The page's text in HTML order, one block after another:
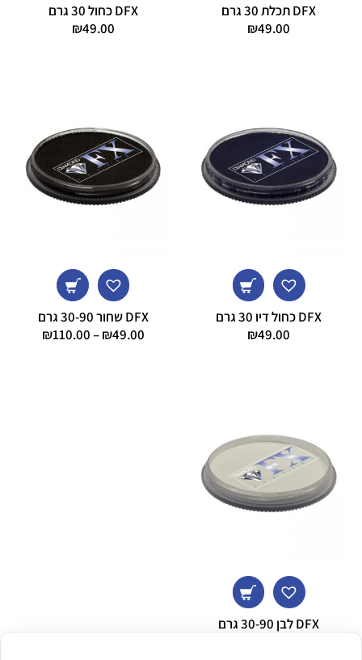
DFX תכלת 30 גרם
₪49.00
DFX כחול 30 גרם
₪49.00
DFX כחול דיו 30 גרם
₪49.00
DFX שחור 30-90 גרם
₪49.00
–
₪110.00
DFX לבן 30-90 גרם